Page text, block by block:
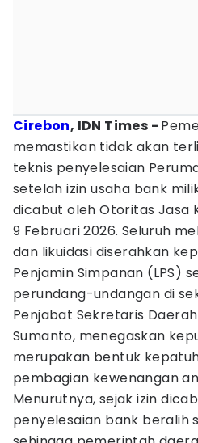
Cirebon, IDN Times -
memastikan tidak akan
teknis penyelesaian
setelah izin usaha bank
dicabut oleh Otoritas Jasa
9 Februari 2026. Seluruh
dan likuidasi diserahkan
Penjamin Simpanan (LPS)
perundang-undangan di
Penjabat Sekretaris
Sumanto, menegaskan
merupakan bentuk
pembagian kewenangan
Menurutnya, sejak izin
penyelesaian bank beralih